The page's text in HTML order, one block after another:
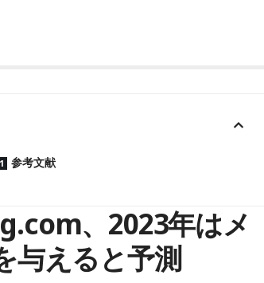
参考文献
、2023年はメ
与えると予測